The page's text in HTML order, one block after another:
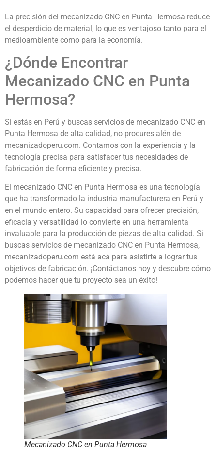
La precisión del mecanizado CNC en Punta Hermosa reduce
el desperdicio de material, lo que es ventajoso tanto para el
medioambiente como para la economía.
¿Dónde Encontrar
Mecanizado CNC en Punta
Hermosa?
Si estás en Perú y buscas servicios de mecanizado CNC en
Punta Hermosa de alta calidad, no procures alén de
mecanizadoperu.com. Contamos con la experiencia y la
tecnología precisa para satisfacer tus necesidades de
fabricación de forma eficiente y precisa.
El mecanizado CNC en Punta Hermosa es una tecnología
que ha transformado la industria manufacturera en Perú y
en el mundo entero. Su capacidad para ofrecer precisión,
eficacia y versatilidad lo convierte en una herramienta
invaluable para la producción de piezas de alta calidad. Si
buscas servicios de mecanizado CNC en Punta Hermosa,
mecanizadoperu.com está acá para asistirte a lograr tus
objetivos de fabricación. ¡Contáctanos hoy y descubre cómo
podemos hacer que tu proyecto sea un éxito!
Mecanizado CNC en Punta Hermosa